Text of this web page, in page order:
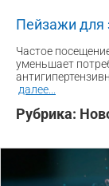
Пейзажи для
Частое
уменьшает
далее
Рубрика: